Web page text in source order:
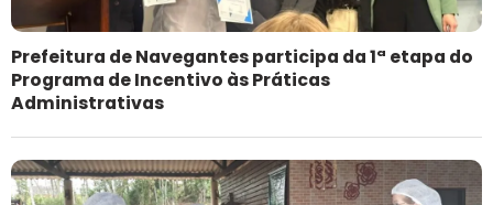
Prefeitura de Navegantes participa da 1ª etapa do
Programa de Incentivo às Práticas
Administrativas